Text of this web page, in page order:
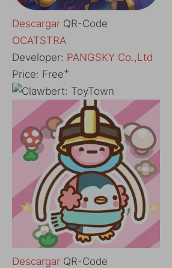
Descargar QR-Code
OCATSTRA
Developer: PANGSKY Co.,Ltd
Price: Free+
Descargar QR-Code